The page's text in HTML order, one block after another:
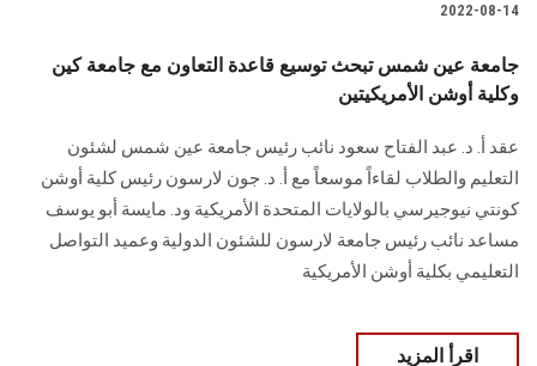
الخريجين
الزائـرون
سجل الان
2022-08-14
جامعة عين شمس تبحث توسيع قاعدة التعاون مع جامعة كين
وكلية أوشن الأمريكيتين
عقد أ. د. عبد الفتاح سعود نائب رئيس جامعة عين شمس لشئون
التعليم والطلاب لقاءاً موسعاً مع أ. د. جون لارسون رئيس كلية أوشن
كونتي نيوجيرسي بالولايات المتحدة الأمريكية ود. مايسة أبو يوسف
مساعد نائب رئيس جامعة لارسون للشئون الدولية وعميد التواصل
التعليمي بكلية أوشن الأمريكية
اقرأ المزيد